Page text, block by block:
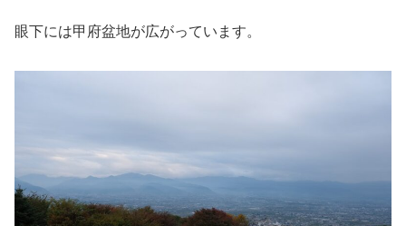
眼下には甲府盆地が広がっています。